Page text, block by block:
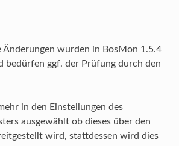
Änderungen wurden in BosMon 1.5.4
bedürfen ggf. der Prüfung durch den
in den Einstellungen des
ausgewählt ob dieses über den
wird, stattdessen wird dies